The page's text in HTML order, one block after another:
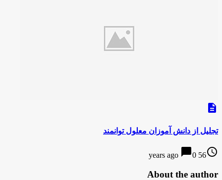
description
تجلیل از دانش آموزان معلول توانمند
access_time
56 years ago
chat_bubble0
About the author